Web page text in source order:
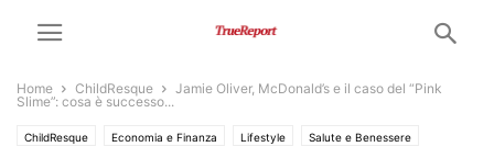
Home ChildResque
Jamie Oliver, McDonald’s e il caso del “Pink
Slime”: cosa è successo...
ChildResque Economia e Finanza Lifestyle Salute e Benessere